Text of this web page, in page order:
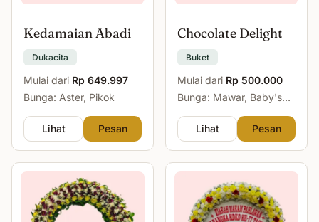
Kedamaian Abadi
Dukacita
Mulai dari Rp 649.997
Bunga: Aster, Pikok
Lihat Pesan
Chocolate Delight
Buket
Mulai dari Rp 500.000
Bunga: Mawar, Baby's
Lihat
Pesan